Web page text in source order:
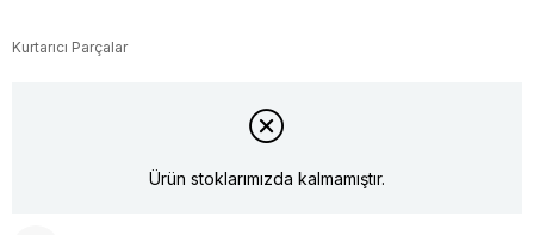
Kurtarıcı Parçalar
Ürün stoklarımızda kalmamıştır.